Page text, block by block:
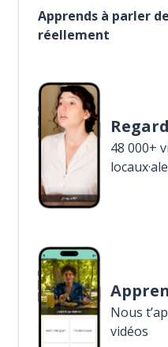
Apprends à parler
réellement
48 000+
Nous
vidéos